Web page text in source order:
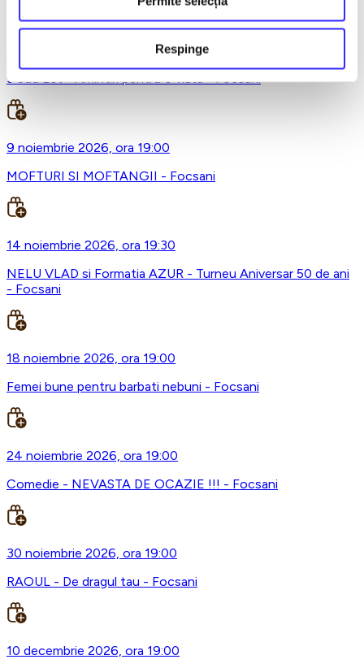
Respinge
29 octombrie 2026, ora 20:00
3 Sud Est - Amintiri pentru o viata - Focsani
9 noiembrie 2026, ora 19:00
MOFTURI SI MOFTANGII - Focsani
14 noiembrie 2026, ora 19:30
NELU VLAD si Formatia AZUR - Turneu Aniversar 50 de ani
- Focsani
18 noiembrie 2026, ora 19:00
Femei bune pentru barbati nebuni - Focsani
24 noiembrie 2026, ora 19:00
Comedie - NEVASTA DE OCAZIE !!! - Focsani
30 noiembrie 2026, ora 19:00
RAOUL - De dragul tau - Focsani
10 decembrie 2026, ora 19:00